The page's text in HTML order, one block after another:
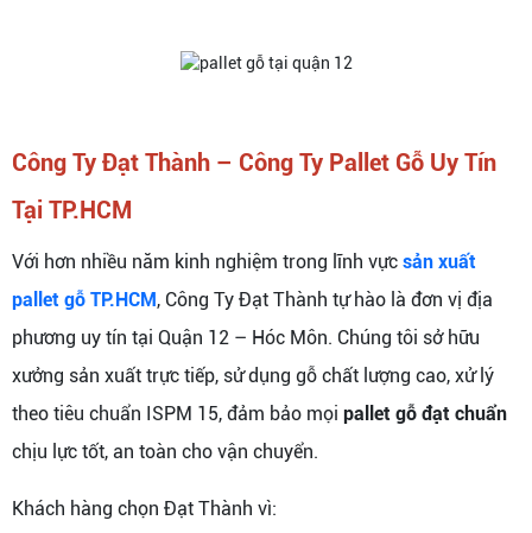
Công Ty Đạt Thành – Công Ty Pallet Gỗ Uy Tín
Tại TP.HCM
Với hơn nhiều năm kinh nghiệm trong lĩnh vực sản xuất
pallet gỗ TP.HCM, Công Ty Đạt Thành tự hào là đơn vị địa
phương uy tín tại Quận 12 – Hóc Môn. Chúng tôi sở hữu
xưởng sản xuất trực tiếp, sử dụng gỗ chất lượng cao, xử lý
theo tiêu chuẩn ISPM 15, đảm bảo mọi pallet gỗ đạt chuẩn
chịu lực tốt, an toàn cho vận chuyển.
Khách hàng chọn Đạt Thành vì: